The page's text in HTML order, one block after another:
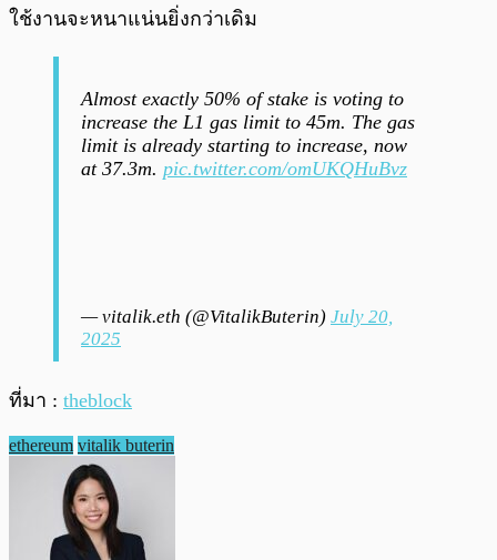
ใช้งานจะหนาแน่นยิ่งกว่าเดิม
Almost exactly 50% of stake is voting to
increase the L1 gas limit to 45m. The gas
limit is already starting to increase, now
at 37.3m. pic.twitter.com/omUKQHuBvz
— vitalik.eth (@VitalikButerin) July 20,
2025
ที่มา : theblock
ethereum vitalik buterin